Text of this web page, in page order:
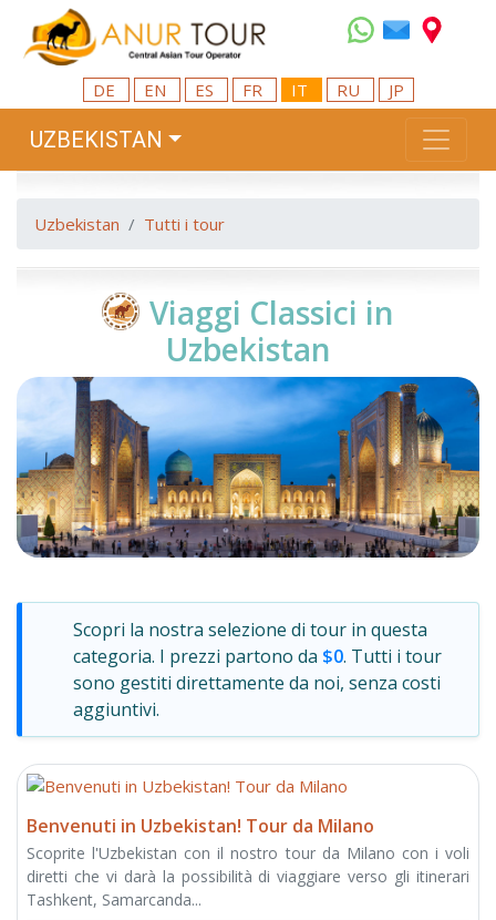
DE EN ES FR IT RU JP
UZBEKISTAN
Uzbekistan Tutti i tour
Viaggi Classici in
Uzbekistan
Scopri la nostra selezione di tour in questa
categoria. I prezzi partono da $0. Tutti i tour
sono gestiti direttamente da noi, senza costi
aggiuntivi.
Benvenuti in Uzbekistan! Tour da Milano
Scoprite l'Uzbekistan con il nostro tour da Milano con i voli
diretti che vi darà la possibilità di viaggiare verso gli itinerari
Tashkent, Samarcanda...